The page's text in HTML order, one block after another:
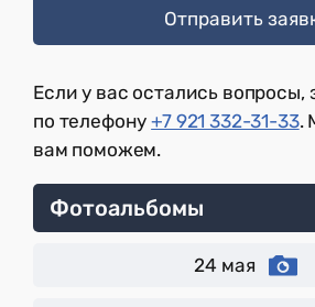
Отправить
Если у вас остались вопросы,
по телефону+7 921 332-31-33.
вам поможем.
Фотоальбомы
24 мая